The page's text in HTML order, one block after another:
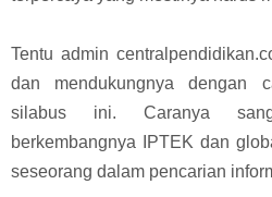
Tentu admin
dan mendukungnya dengan
silabus ini. Caranya
berkembangnya IPTEK dan
seseorang dalam pencarian